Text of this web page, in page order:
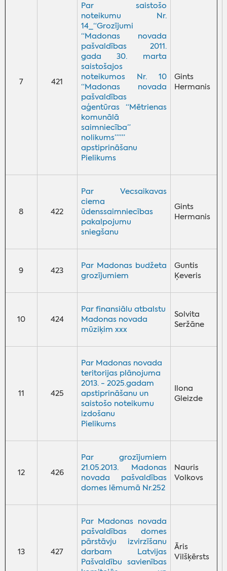
7 421
Par saistošo
noteikumu Nr.
14_“Grozījumi
“Madonas novada
pašvaldības 2011.
gada 30. marta
saistošajos
noteikumos Nr. 10
“Madonas novada
pašvaldības
aģentūras “Mētrienas
komunālā
saimniecība”
nolikums”””
apstiprināšanu
Pielikums
Gints
Hermanis
8 422
Par Vecsaikavas
ciema
ūdenssaimniecības
pakalpojumu
sniegšanu
Gints
Hermanis
9 423
Par Madonas budžeta
grozījumiem
Guntis
Ķeveris
10 424
Par finansiālu atbalstu
Madonas novada
mūziķim xxx
Solvita
Seržāne
11 425
Par Madonas novada
teritorijas plānojuma
2013. - 2025.gadam
apstiprināšanu un
saistošo noteikumu
izdošanu
Pielikums
Ilona
Gleizde
12 426
Par grozījumiem
21.05.2013. Madonas
novada pašvaldības
domes lēmumā Nr.252
Nauris
Volkovs
13 427
Par Madonas novada
pašvaldības domes
pārstāvju izvirzīšanu
darbam Latvijas
Pašvaldību savienības
Āris
Vilšķērsts